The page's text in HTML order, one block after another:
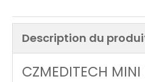
Description du
CZMEDITECH MINI